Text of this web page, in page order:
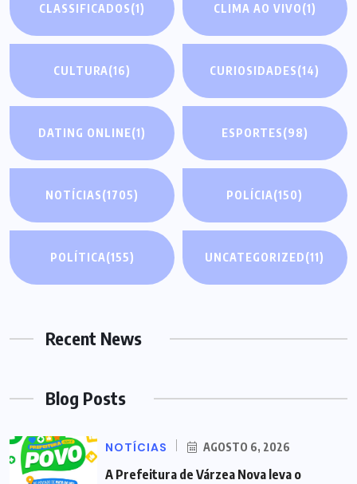
CLASSIFICADOS(1) CLIMA AO VIVO(1)
CULTURA(16) CURIOSIDADES(14)
DATING ONLINE(1) ESPORTES(98)
NOTÍCIAS(1705) POLÍCIA(150)
POLÍTICA(155) UNCATEGORIZED(11)
Recent News
Blog Posts
NOTÍCIAS AGOSTO 6, 2026
A Prefeitura de Várzea Nova leva o